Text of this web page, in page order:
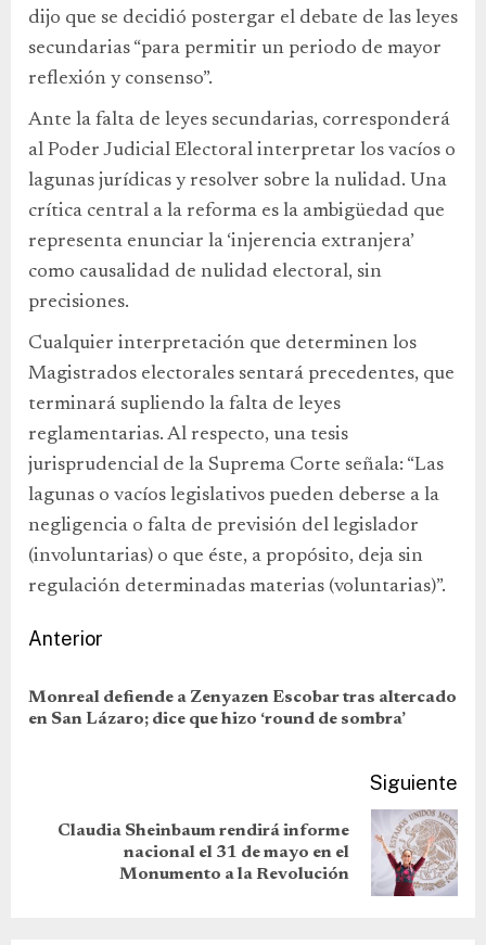
dijo que se decidió postergar el debate de las leyes
secundarias “para permitir un periodo de mayor
reflexión y consenso”.
Ante la falta de leyes secundarias, corresponderá
al Poder Judicial Electoral interpretar los vacíos o
lagunas jurídicas y resolver sobre la nulidad. Una
crítica central a la reforma es la ambigüedad que
representa enunciar la ‘injerencia extranjera’
como causalidad de nulidad electoral, sin
precisiones.
Cualquier interpretación que determinen los
Magistrados electorales sentará precedentes, que
terminará supliendo la falta de leyes
reglamentarias. Al respecto, una tesis
jurisprudencial de la Suprema Corte señala: “Las
lagunas o vacíos legislativos pueden deberse a la
negligencia o falta de previsión del legislador
(involuntarias) o que éste, a propósito, deja sin
regulación determinadas materias (voluntarias)”.
Anterior
Monreal defiende a Zenyazen Escobar tras altercado
en San Lázaro; dice que hizo ‘round de sombra’
Siguiente
Claudia Sheinbaum rendirá informe
nacional el 31 de mayo en el
Monumento a la Revolución